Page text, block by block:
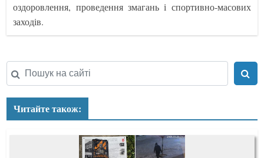
оздоровлення, проведення змагань і спортивно-масових
заходів.
Читайте також: